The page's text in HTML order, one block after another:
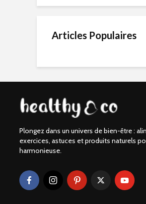
Articles Populaires
Plongez dans un univers de bien-être :
exercices, astuces et produits naturels
harmonieuse.